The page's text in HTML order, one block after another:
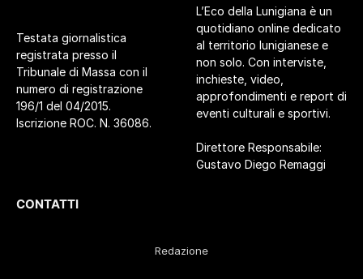
Testata giornalistica
registrata presso il
Tribunale di Massa con il
numero di registrazione
196/1 del 04/2015.
Iscrizione ROC. N. 36086.
L’Eco della Lunigiana è un
quotidiano online dedicato
al territorio lunigianese e
non solo. Con interviste,
inchieste, video,
approfondimenti e report di
eventi culturali e sportivi.
Direttore Responsabile:
Gustavo Diego Remaggi
CONTATTI
Redazione